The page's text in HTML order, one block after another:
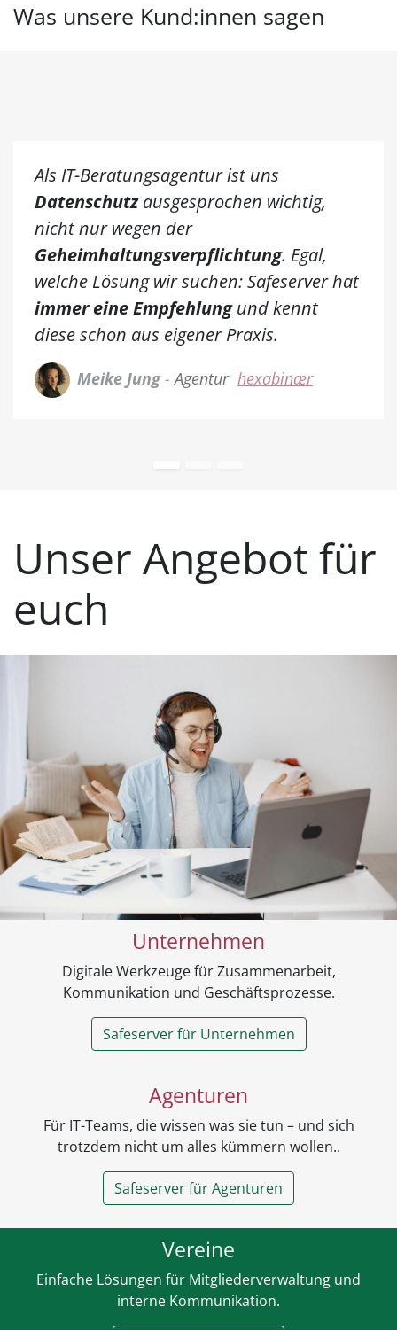
Was unsere Kund:innen sagen
Als IT-Beratungsagentur ist uns
Datenschutzausgesprochen wichtig,
nicht nur wegen der
Geheimhaltungsverpflichtung. Egal,
welche Lösung wir suchen: Safeserver hat
immer eine Empfehlungund kennt
diese schon aus eigener Praxis.
Meike Jung-Agentur hexabinær
Unser Angebot für
euch
Unternehmen
Digitale Werkzeuge für Zusammenarbeit,
Kommunikation und Geschäftsprozesse.
Safeserver für Unternehmen
Agenturen
Für IT-Teams, die wissen was sie tun – und sich
trotzdem nicht um alles kümmern wollen..
Safeserver für Agenturen
Vereine
Einfache Lösungen für Mitgliederverwaltung und
interne Kommunikation.